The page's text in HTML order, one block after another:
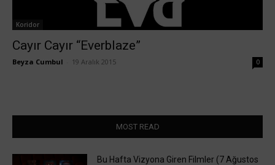
Koridor
Cayır Cayır “Everblaze”
Beyza Cumbul 19 Aralık 2015 0
MOST READ
Bu Hafta Vizyona Giren Filmler (7 Ağustos